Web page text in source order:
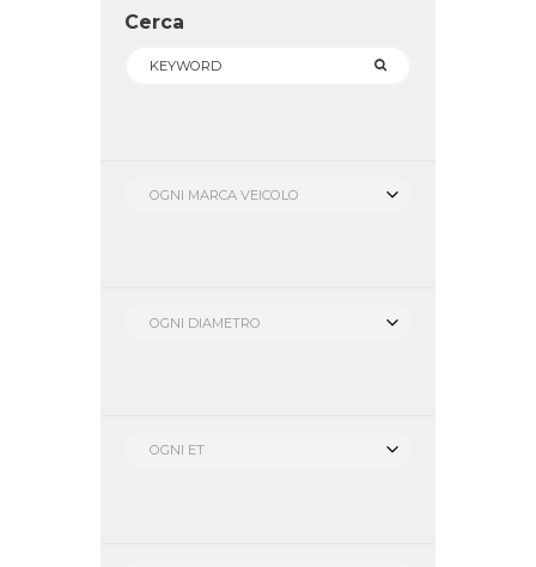
Cerca
OGNI MARCA VEICOLO
OGNI DIAMETRO
OGNI ET